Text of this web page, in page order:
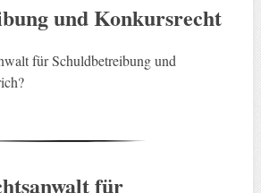
und Konkursrecht
für Schuldbetreibung und
für